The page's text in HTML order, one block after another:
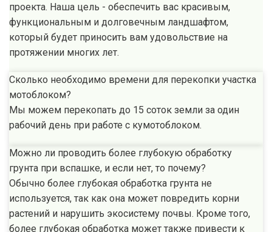
проекта. Наша цель - обеспечить вас красивым,
функциональным и долговечным ландшафтом,
который будет приносить вам удовольствие на
протяжении многих лет.
Сколько необходимо времени для перекопки участка
мотоблоком?
Мы можем перекопать до 15 соток земли за один
рабочий день при работе с кумотоблоком.
Можно ли проводить более глубокую обработку
грунта при вспашке, и если нет, то почему?
Обычно более глубокая обработка грунта не
используется, так как она может повредить корни
растений и нарушить экосистему почвы. Кроме того,
более глубокая обработка может также привести к